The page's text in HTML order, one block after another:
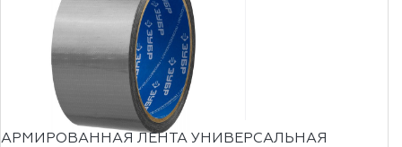
АРМИРОВАННАЯ ЛЕНТА УНИВЕРСАЛЬНАЯ